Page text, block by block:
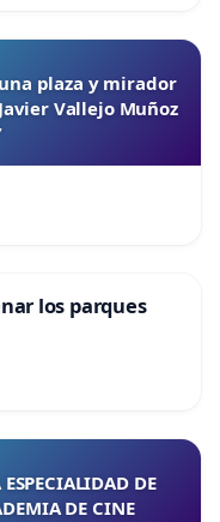
plaza y mirador
Vallejo Muñoz
los parques
DE
DE CINE